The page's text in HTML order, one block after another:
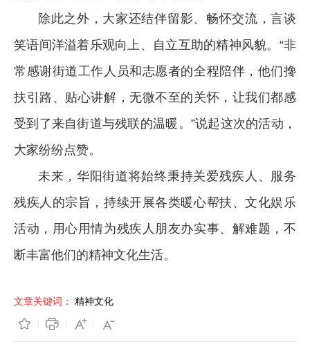
除此之外，大家还结伴留影、畅怀交流，言谈
笑语间洋溢着乐观向上、自立互助的精神风貌。“非
常感谢街道工作人员和志愿者的全程陪伴，他们搀
扶引路、贴心讲解，无微不至的关怀，让我们都感
受到了来自街道与残联的温暖。”说起这次的活动，
大家纷纷点赞。
未来，华阳街道将始终秉持关爱残疾人、服务
残疾人的宗旨，持续开展各类暖心帮扶、文化娱乐
活动，用心用情为残疾人朋友办实事、解难题，不
断丰富他们的精神文化生活。
文章关键词： 精神文化